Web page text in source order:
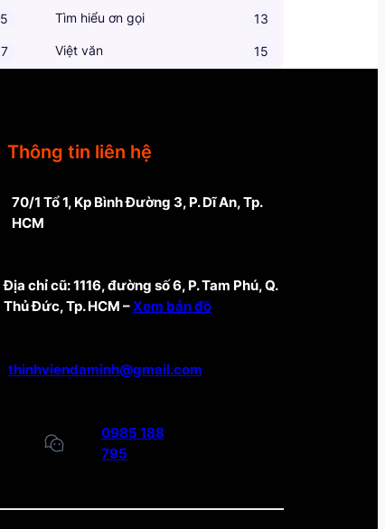
5 Tìm hiểu ơn gọi 13
7 Việt văn 15
Thông tin liên hệ
70/1 Tổ 1, Kp Bình Đường 3, P. Dĩ An, Tp.
HCM
Địa chỉ cũ: 1116, đường số 6, P. Tam Phú, Q.
Thủ Đức, Tp. HCM –Xem bản đồ
thinhviendaminh@gmail.com
0985 188
795